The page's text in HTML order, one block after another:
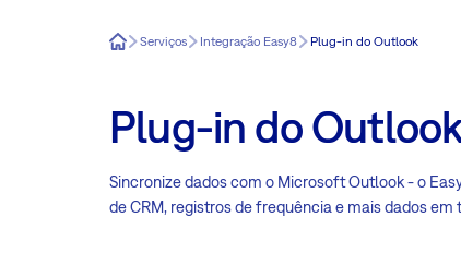
Easy8Serviços Integração Easy8 Plug-in do Outlook
Plug-in do
Sincronize dados com o Microsoft Outlook - o
de CRM, registros de frequência e mais dados em